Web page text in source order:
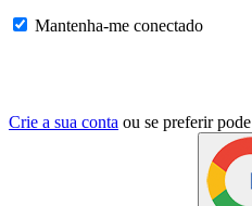
Mantenha-me conectado
Crie a sua conta ou se preferir pode